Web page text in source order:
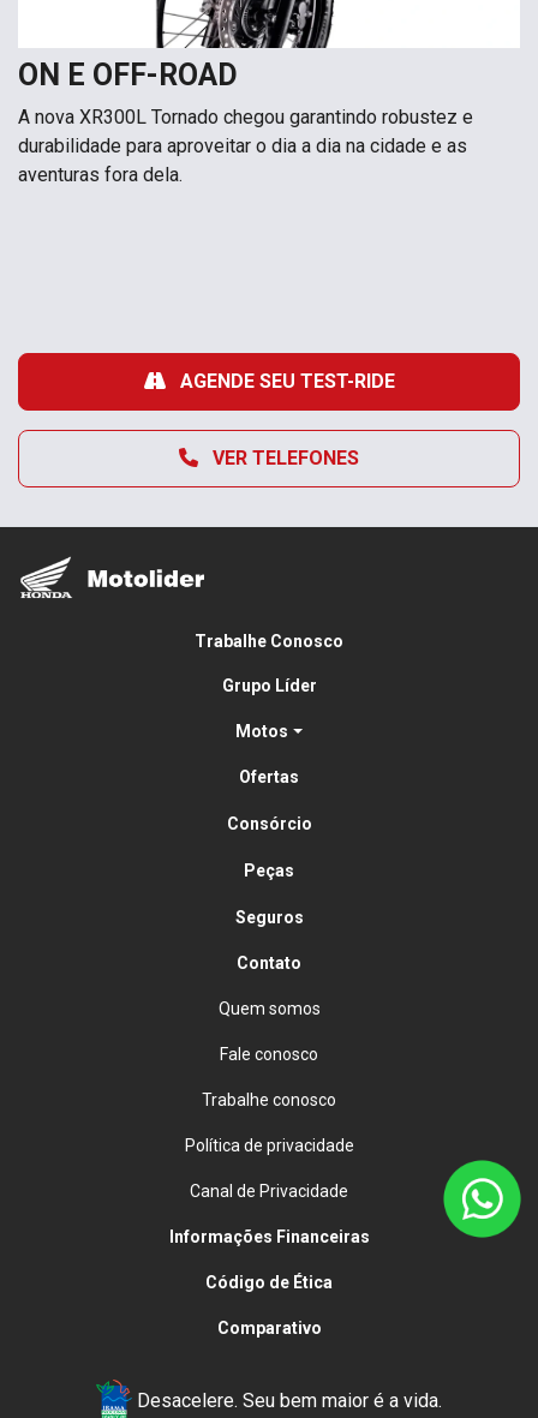
ON E OFF-ROAD
A nova XR300L Tornado chegou garantindo robustez e
durabilidade para aproveitar o dia a dia na cidade e as
aventuras fora dela.
VER TELEFONES
AGENDE SEU TEST-RIDE
Trabalhe Conosco
Grupo Líder
Motos
Ofertas
Consórcio
Peças
Seguros
Contato
Quem somos
Fale conosco
Trabalhe conosco
Política de privacidade
Canal de Privacidade
Informações Financeiras
Código de Ética
Comparativo
Desacelere. Seu bem maior é a vida.